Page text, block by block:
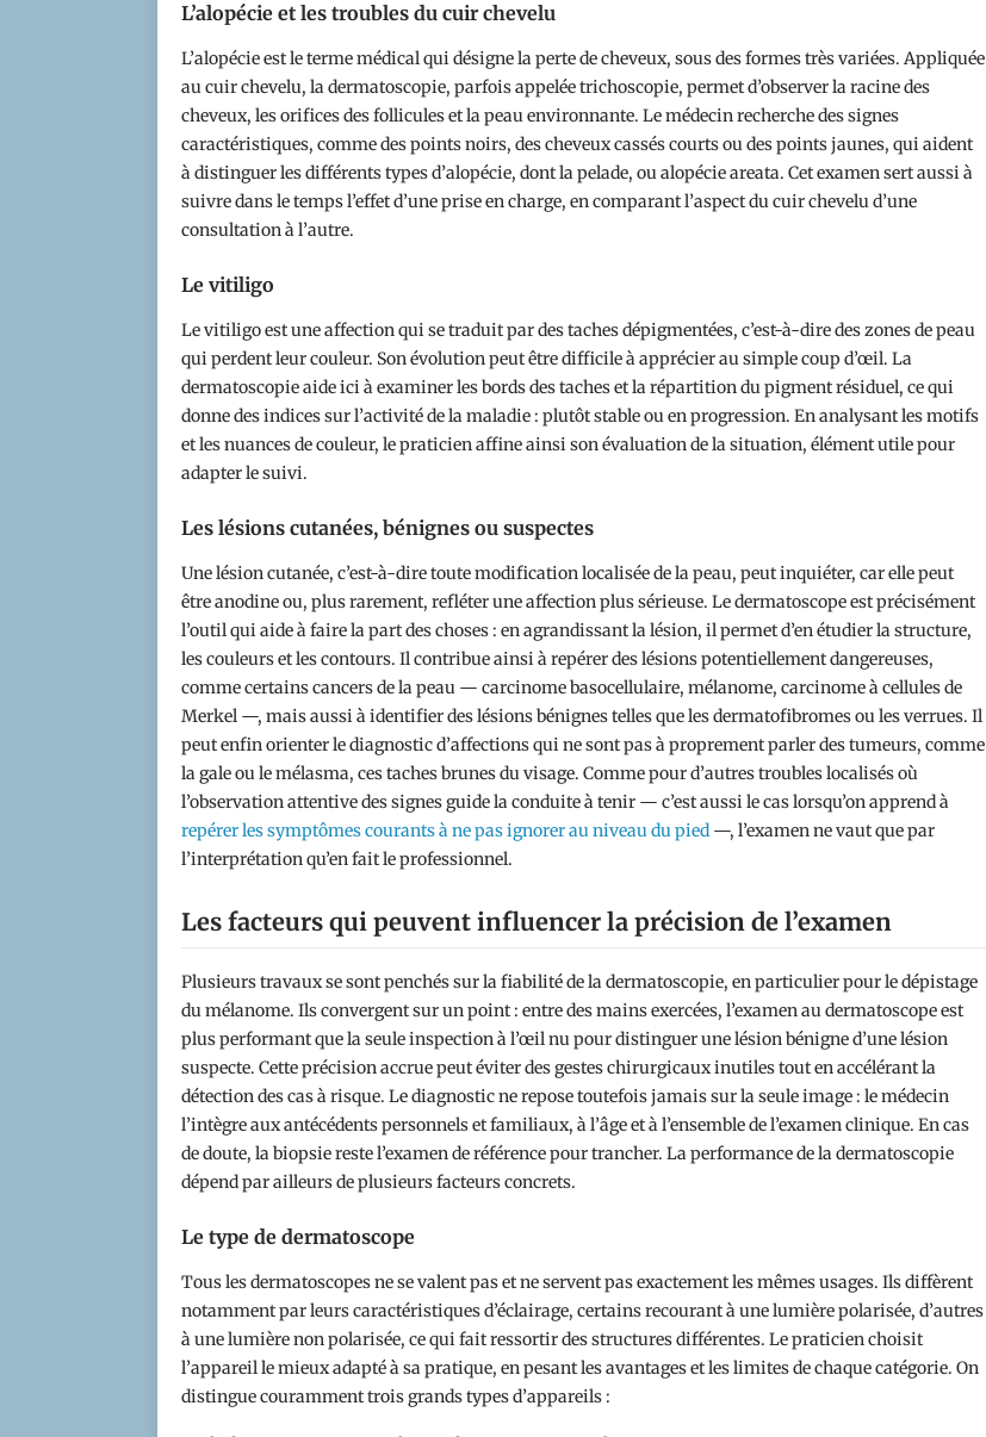
L’alopécie et les troubles du cuir chevelu
L’alopécie est le terme médical qui désigne la perte de cheveux, sous des formes très variées. Appliquée
au cuir chevelu, la dermatoscopie, parfois appelée trichoscopie, permet d’observer la racine des
cheveux, les orifices des follicules et la peau environnante. Le médecin recherche des signes
caractéristiques, comme des points noirs, des cheveux cassés courts ou des points jaunes, qui aident
à distinguer les différents types d’alopécie, dont la pelade, ou alopécie areata. Cet examen sert aussi à
suivre dans le temps l’effet d’une prise en charge, en comparant l’aspect du cuir chevelu d’une
consultation à l’autre.
Le vitiligo
Le vitiligo est une affection qui se traduit par des taches dépigmentées, c’est-à-dire des zones de peau
qui perdent leur couleur. Son évolution peut être difficile à apprécier au simple coup d’œil. La
dermatoscopie aide ici à examiner les bords des taches et la répartition du pigment résiduel, ce qui
donne des indices sur l’activité de la maladie : plutôt stable ou en progression. En analysant les motifs
et les nuances de couleur, le praticien affine ainsi son évaluation de la situation, élément utile pour
adapter le suivi.
Les lésions cutanées, bénignes ou suspectes
Une lésion cutanée, c’est-à-dire toute modification localisée de la peau, peut inquiéter, car elle peut
être anodine ou, plus rarement, refléter une affection plus sérieuse. Le dermatoscope est précisément
l’outil qui aide à faire la part des choses : en agrandissant la lésion, il permet d’en étudier la structure,
les couleurs et les contours. Il contribue ainsi à repérer des lésions potentiellement dangereuses,
comme certains cancers de la peau — carcinome basocellulaire, mélanome, carcinome à cellules de
Merkel —, mais aussi à identifier des lésions bénignes telles que les dermatofibromes ou les verrues. Il
peut enfin orienter le diagnostic d’affections qui ne sont pas à proprement parler des tumeurs, comme
la gale ou le mélasma, ces taches brunes du visage. Comme pour d’autres troubles localisés où
l’observation attentive des signes guide la conduite à tenir — c’est aussi le cas lorsqu’on apprend à
repérer les symptômes courants à ne pas ignorer au niveau du pied —, l’examen ne vaut que par
l’interprétation qu’en fait le professionnel.
Les facteurs qui peuvent influencer la précision de l’examen
Plusieurs travaux se sont penchés sur la fiabilité de la dermatoscopie, en particulier pour le dépistage
du mélanome. Ils convergent sur un point : entre des mains exercées, l’examen au dermatoscope est
plus performant que la seule inspection à l’œil nu pour distinguer une lésion bénigne d’une lésion
suspecte. Cette précision accrue peut éviter des gestes chirurgicaux inutiles tout en accélérant la
détection des cas à risque. Le diagnostic ne repose toutefois jamais sur la seule image : le médecin
l’intègre aux antécédents personnels et familiaux, à l’âge et à l’ensemble de l’examen clinique. En cas
de doute, la biopsie reste l’examen de référence pour trancher. La performance de la dermatoscopie
dépend par ailleurs de plusieurs facteurs concrets.
Le type de dermatoscope
Tous les dermatoscopes ne se valent pas et ne servent pas exactement les mêmes usages. Ils diffèrent
notamment par leurs caractéristiques d’éclairage, certains recourant à une lumière polarisée, d’autres
à une lumière non polarisée, ce qui fait ressortir des structures différentes. Le praticien choisit
l’appareil le mieux adapté à sa pratique, en pesant les avantages et les limites de chaque catégorie. On
distingue couramment trois grands types d’appareils :